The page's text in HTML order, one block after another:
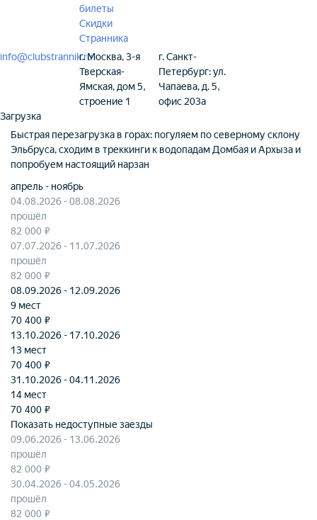
билеты
Скидки
Странника
info@clubstrannik.ruг. Москва, 3-я
Тверская-
Ямская, дом 5,
строение 1
г. Санкт-
Петербург: ул.
Чапаева, д. 5,
офис 203а
Загрузка
Быстрая перезагрузка в горах: погуляем по северному склону
Эльбруса, сходим в треккинги к водопадам Домбая и Архыза и
попробуем настоящий нарзан
апрель - ноябрь
04.08.2026 - 08.08.2026
прошёл
82 000 ₽
07.07.2026 - 11.07.2026
прошёл
82 000 ₽
08.09.2026 - 12.09.2026
9 мест
70 400 ₽
13.10.2026 - 17.10.2026
13 мест
70 400 ₽
31.10.2026 - 04.11.2026
14 мест
70 400 ₽
Показать недоступные заезды
09.06.2026 - 13.06.2026
прошёл
82 000 ₽
30.04.2026 - 04.05.2026
прошёл
82 000 ₽